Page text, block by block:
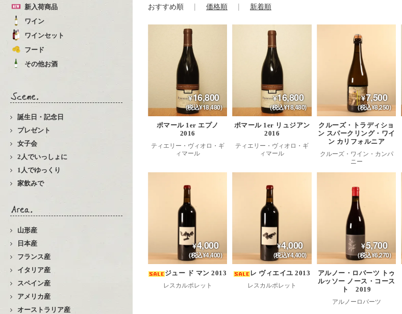
新入荷商品
ワイン
ワインセット
フード
その他お酒
誕生日・記念日
プレゼント
女子会
2人でいっしょに
1人でゆっくり
家飲みで
山形産
日本産
フランス産
イタリア産
スペイン産
アメリカ産
オーストラリア産
おすすめ順 価格順 新着順
16,800
(税込¥18,480)
ポマール 1er エプノ
2016
ティエリー・ヴィオロ・ギ
ィマール
16,800
(税込¥18,480)
ポマール 1er リュジアン
2016
ティエリー・ヴィオロ・ギ
ィマール
7,500
(税込¥8,250)
クルーズ・トラディショ
ン スパークリング・ワイ
ン カリフォルニア
クルーズ・ワイン・カンパ
ニー
4,000
(税込¥4,400)
ジュー ド マン 2013
レスカルポレット
4,000
(税込¥4,400)
レ ヴィエイユ 2013
レスカルポレット
5,700
(税込¥6,270)
アルノー・ロバーツ トゥ
ルッソー ノース・コース
ト 2019
アルノーロバーツ